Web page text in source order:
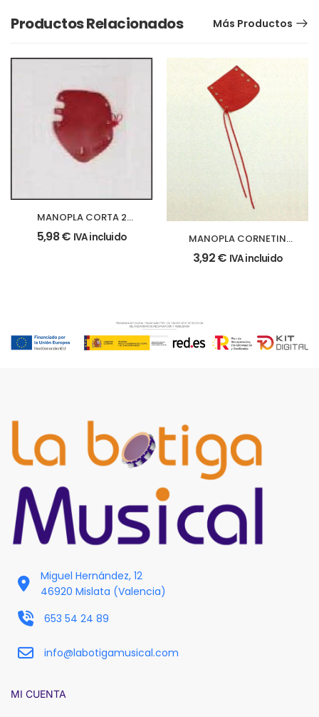
Productos Relacionados Más Productos
MANOPLA CORTA 2
PISTONES roja
5,98€ IVA incluido
MANOPLA CORNETIN
roja
3,92€ IVA incluido
Miguel Hernández, 12
46920 Mislata (Valencia)
653 54 24 89
info@labotigamusical.com
MI CUENTA